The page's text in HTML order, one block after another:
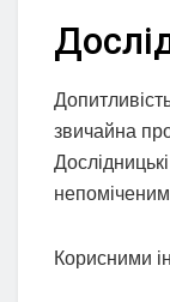
звичайна
Корисними